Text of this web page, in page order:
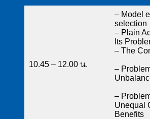
10.45 – 12.00 น.
– Model
– Plain
Its
– The
–
–
Unequal
Benefits